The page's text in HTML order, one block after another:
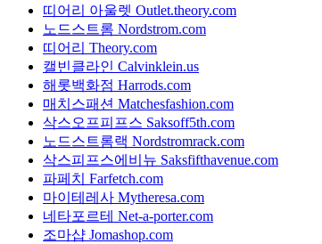
띠어리 아울렛 Outlet.theory.com
노드스트롬 Nordstrom.com
띠어리 Theory.com
캘빈클라인 Calvinklein.us
해롯백화점 Harrods.com
매치스패션 Matchesfashion.com
삭스오프피프스 Saksoff5th.com
노드스트롬랙 Nordstromrack.com
삭스피프스에비뉴 Saksfifthavenue.com
파페치 Farfetch.com
마이테레사 Mytheresa.com
네타포르테 Net-a-porter.com
조마샵 Jomashop.com